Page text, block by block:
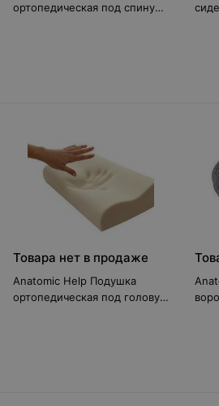
ортопедическая под спину
Товара нет в продаже
Anatomic Help Подушка
ортопедическая под голову